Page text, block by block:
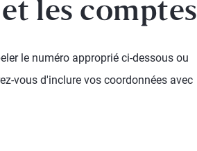
les comptes
le numéro approprié ci-dessous ou
vous d'inclure vos coordonnées avec